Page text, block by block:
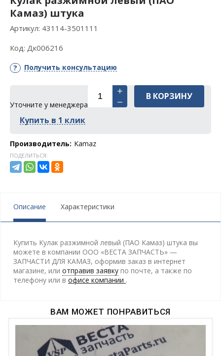
Камаз) штука
Артикул: 43114-3501111
Код: Дк006216
Получить консультацию
Уточните у менеджера
В КОРЗИНУ
Купить в 1 клик
Производитель: Kamaz
ПОДЕЛИТЬСЯ:
Описание Характеристики
Купить Кулак разжимной левый (ПАО Камаз) штука вы
можете в компании ООО «ВЕСТА ЗАПЧАСТЬ» —
ЗАПЧАСТИ ДЛЯ КАМАЗ, оформив заказ в интернет
магазине, или отправив заявку по почте, а также по
телефону или в офисе компании .
ВАМ МОЖЕТ ПОНРАВИТЬСЯ